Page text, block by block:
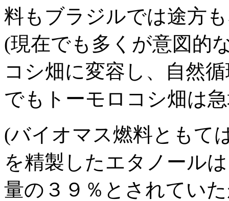
料もブラジルでは途方
(現在でも多くが意図的
コシ畑に変容し、自然
でもトーモロコシ畑は
(バイオマス燃料ともて
を精製したエタノール
量の３９％とされてい